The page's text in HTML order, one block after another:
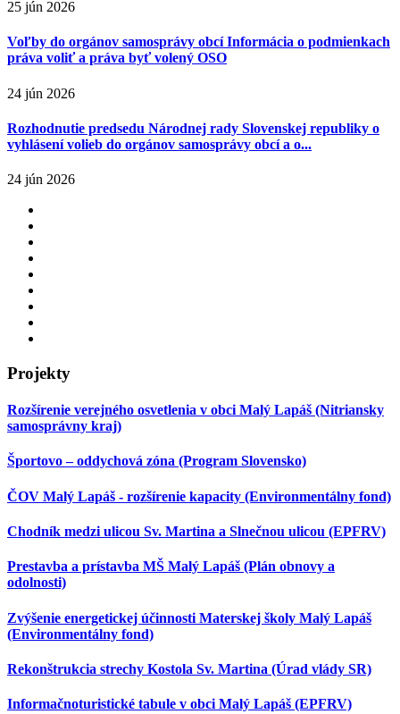
25 jún 2026
Voľby do orgánov samosprávy obcí Informácia o podmienkach
práva voliť a práva byť volený OSO
24 jún 2026
Rozhodnutie predsedu Národnej rady Slovenskej republiky o
vyhlásení volieb do orgánov samosprávy obcí a o...
24 jún 2026
Projekty
Rozšírenie verejného osvetlenia v obci Malý Lapáš (Nitriansky
samosprávny kraj)
Športovo – oddychová zóna (Program Slovensko)
ČOV Malý Lapáš - rozšírenie kapacity (Environmentálny fond)
Chodník medzi ulicou Sv. Martina a Slnečnou ulicou (EPFRV)
Prestavba a prístavba MŠ Malý Lapáš (Plán obnovy a
odolnosti)
Zvýšenie energetickej účinnosti Materskej školy Malý Lapáš
(Environmentálny fond)
Rekonštrukcia strechy Kostola Sv. Martina (Úrad vlády SR)
Informačnoturistické tabule v obci Malý Lapáš (EPFRV)